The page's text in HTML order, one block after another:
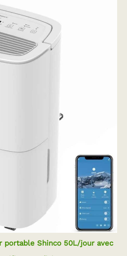
portable Shinco 50L/jour avec